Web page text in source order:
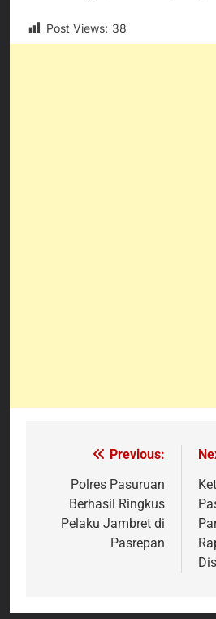
Post Views: 38
Navigasi
pos
Previous:
Polres Pasuruan
Berhasil Ringkus
Pelaku Jambret di
Pasrepan